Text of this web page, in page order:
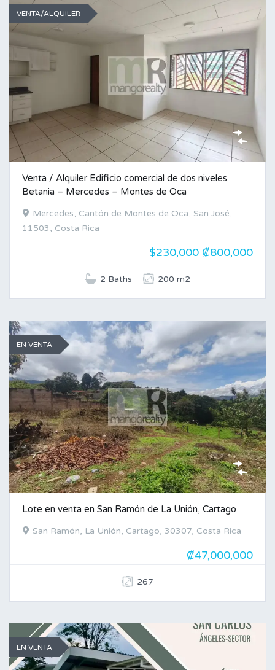
VENTA/ALQUILER
Venta / Alquiler Edificio comercial de dos niveles
Betania – Mercedes – Montes de Oca
Mercedes, Cantón de Montes de Oca, San José,
11503, Costa Rica
$230,000 ₡800,000
2 Baths 200 m2
EN VENTA
Lote en venta en San Ramón de La Unión, Cartago
San Ramón, La Unión, Cartago, 30307, Costa Rica
₡47,000,000
267
EN VENTA